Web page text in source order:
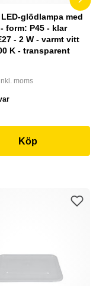
glödlampa med
form: P45 - klar
- 2 W - varmt vitt
K - transparent
moms
Köp